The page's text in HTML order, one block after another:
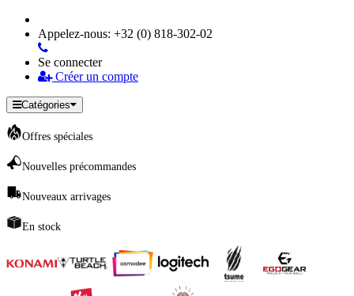
Appelez-nous: +32 (0) 818-302-02
Se connecter
Créer un compte
Catégories
Offres spéciales
Nouvelles précommandes
Nouveaux arrivages
En stock